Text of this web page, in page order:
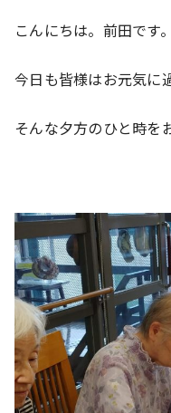
こんにちは。前田です。
今日も皆様はお元気に
そんな夕方のひと時を